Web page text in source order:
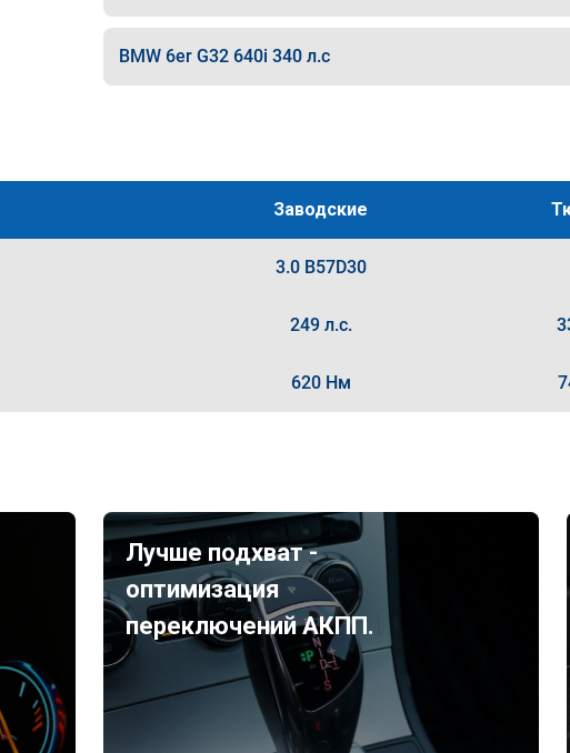
BMW 6er G32 640i 340 л.с
Заводские
3.0 B57D30
249 л.с.
620 Нм
Лучше подхват -
оптимизация
переключений АКПП.